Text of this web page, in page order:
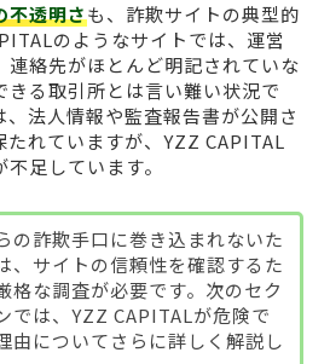
不透明さも、詐欺サイトの典型的
のようなサイトでは、運営
連絡先がほとんど明記されていな
きる取引所とは言い難い状況で
、法人情報や監査報告書が公開さ
れていますが、YZZ CAPITAL
足しています。
の詐欺手口に巻き込まれないた
、サイトの信頼性を確認するた
格な調査が必要です。次のセク
では、YZZ CAPITALが危険で
由についてさらに詳しく解説し